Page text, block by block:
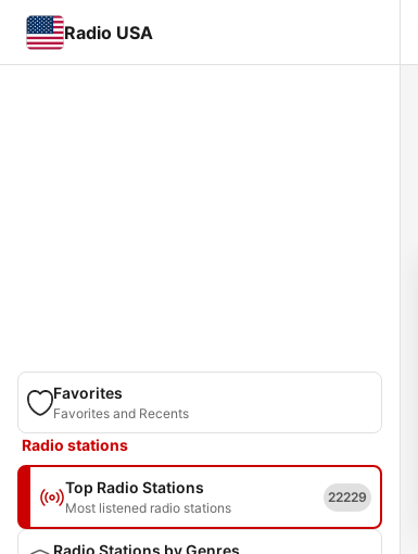
Radio USA
Favorites
Favorites and Recents
Radio stations
Top Radio Stations
Most listened radio stations
22229
Radio Stations by Genres